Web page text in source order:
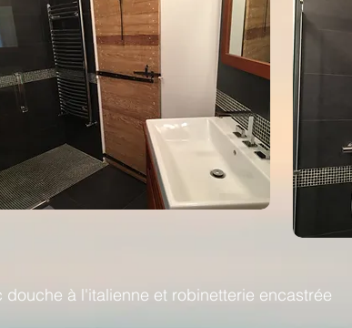
à l'italienne et robinetterie encastrée